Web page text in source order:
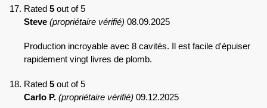
Rated 5 out of 5
Steve (propriétaire vérifié) 08.09.2025
Production incroyable avec 8 cavités. Il est facile d'épuiser
rapidement vingt livres de plomb.
Rated 5 out of 5
Carlo P. (propriétaire vérifié) 09.12.2025